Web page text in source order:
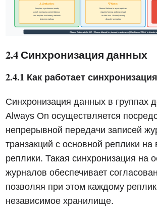
2.4 Синхронизация данных
2.4.1 Как работает
Синхронизация данных в группах
Always On осуществляется
непрерывной передачи записей
транзакций с основной реплики на
реплики. Такая синхронизация на
журналов обеспечивает
позволяя при этом каждому
независимое хранилище.